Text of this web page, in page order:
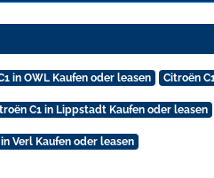
in OWL Kaufen oder leasen Citroën
C1 in Lippstadt Kaufen oder leasen
Verl Kaufen oder leasen